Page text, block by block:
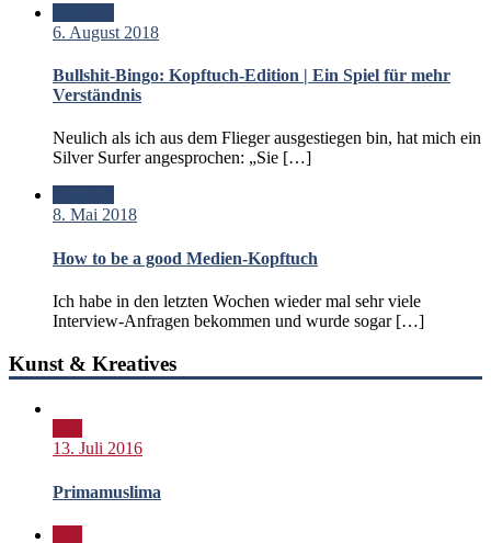
6. August 2018
Bullshit-Bingo: Kopftuch-Edition | Ein Spiel für mehr
Verständnis
Neulich als ich aus dem Flieger ausgestiegen bin, hat mich ein
Silver Surfer angesprochen: „Sie […]
8. Mai 2018
How to be a good Medien-Kopftuch
Ich habe in den letzten Wochen wieder mal sehr viele
Interview-Anfragen bekommen und wurde sogar […]
Kunst & Kreatives
13. Juli 2016
Primamuslima